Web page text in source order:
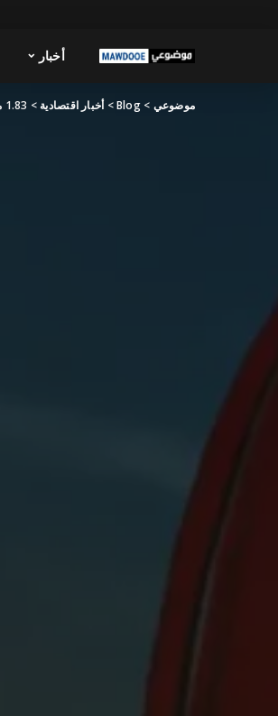
أخبار
موضوعي >
Blog
> أخبار اقتصادية > 1.83 مليون برميل يوميا حجم الطاقة التكريرية للكويت